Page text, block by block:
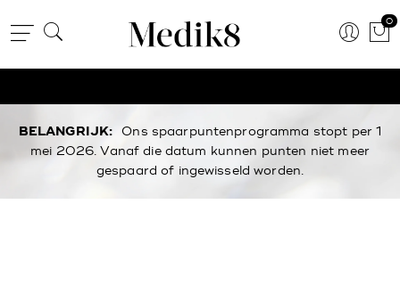
0
BELANGRIJK:
Ons spaarpuntenprogramma stopt per 1
mei 2026. Vanaf die datum kunnen punten niet meer
gespaard of ingewisseld worden.